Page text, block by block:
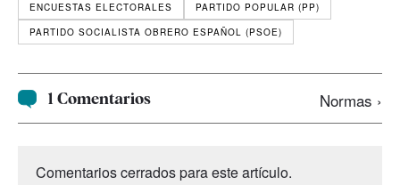
ENCUESTAS ELECTORALES
PARTIDO POPULAR (PP)
PARTIDO SOCIALISTA OBRERO ESPAÑOL (PSOE)
1 Comentarios Normas ›
Comentarios cerrados para este artículo.